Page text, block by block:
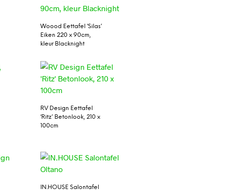
Woood Eettafel ‘Silas’
Eiken 220 x 90cm,
kleur Blacknight
RV Design Eettafel
‘Ritz’ Betonlook, 210 x
100cm
IN.HOUSE Salontafel